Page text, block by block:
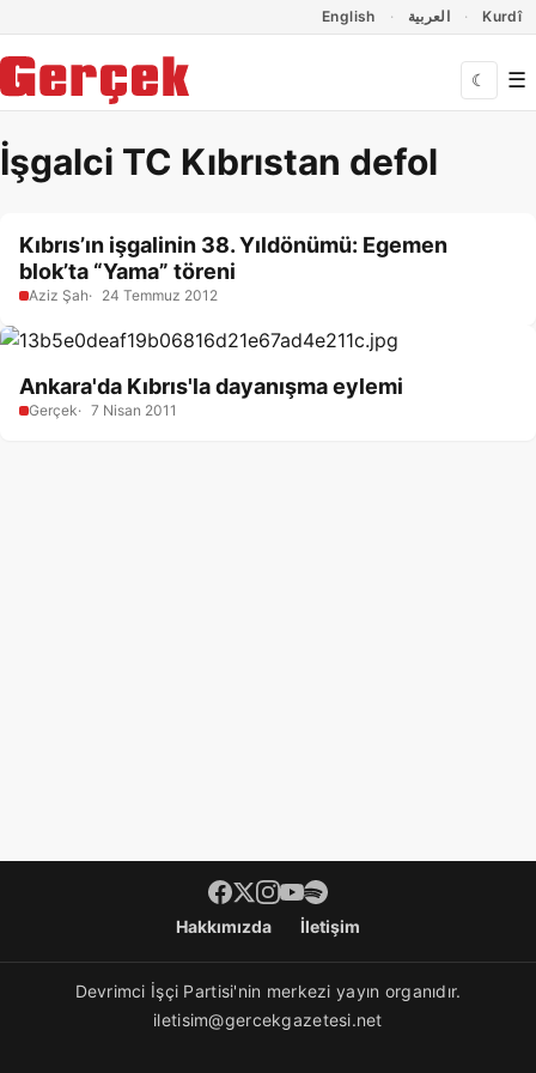
English العربية Kurdî
☾ ☰
İşgalci TC Kıbrıstan defol
Kıbrıs’ın işgalinin 38. Yıldönümü: Egemen
blok’ta “Yama” töreni
Aziz Şah 24 Temmuz 2012
Ankara'da Kıbrıs'la dayanışma eylemi
Gerçek 7 Nisan 2011
Footer menüHakkımızda İletişim
Devrimci İşçi Partisi'nin merkezi yayın organıdır.
iletisim@gercekgazetesi.net